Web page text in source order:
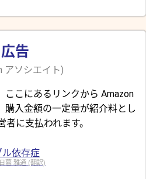
広告
アソシエイト)
ここにあるリンクから Amazon
購入金額の一定量が紹介料とし
に支払われます。
依存症
暮 雅通 (翻訳)